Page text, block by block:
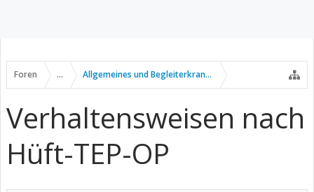
Foren ... Allgemeines und Begleiterkrankungen
Verhaltensweisen nach
Hüft-TEP-OP